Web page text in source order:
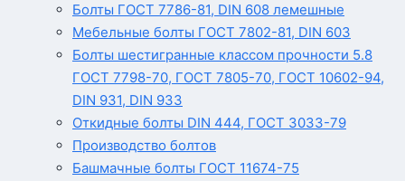
Болты ГОСТ 7786-81, DIN 608 лемешные
Мебельные болты ГОСТ 7802-81, DIN 603
Болты шестигранные классом прочности 5.8
ГОСТ 7798-70, ГОСТ 7805-70, ГОСТ 10602-94,
DIN 931, DIN 933
Откидные болты DIN 444, ГОСТ 3033-79
Производство болтов
Башмачные болты ГОСТ 11674-75